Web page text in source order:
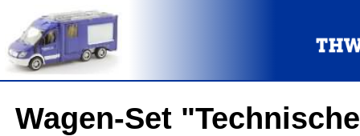
Wagen-Set